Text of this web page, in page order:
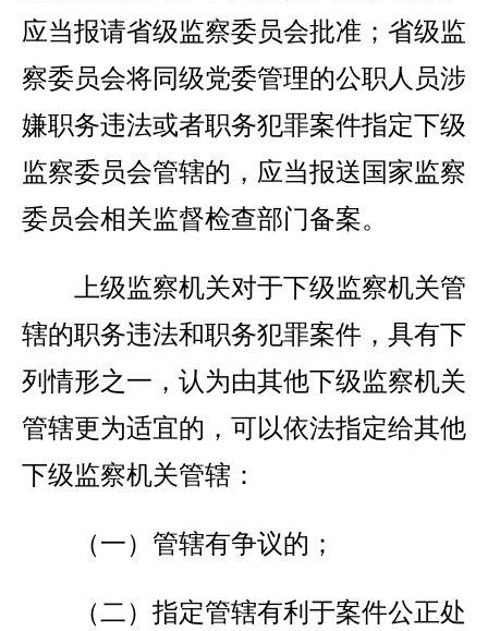
应当报请省级监察委员会批准；省级监
察委员会将同级党委管理的公职人员涉
嫌职务违法或者职务犯罪案件指定下级
监察委员会管辖的，应当报送国家监察
委员会相关监督检查部门备案。
上级监察机关对于下级监察机关管
辖的职务违法和职务犯罪案件，具有下
列情形之一，认为由其他下级监察机关
管辖更为适宜的，可以依法指定给其他
下级监察机关管辖：
（一）管辖有争议的；
（二）指定管辖有利于案件公正处